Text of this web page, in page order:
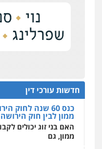
אחסון
מהירות
מקצועיים
חדשות עורכי דין
מחוז מרכז לפני הכנסת
כנס תביעות ייצוגיות:
הדוקטורט של עו"ד
כוונת רווח
כנס 60 שנה
ממון לבין חוק הירושה
האם בני זוג יכולים
ממון, גם